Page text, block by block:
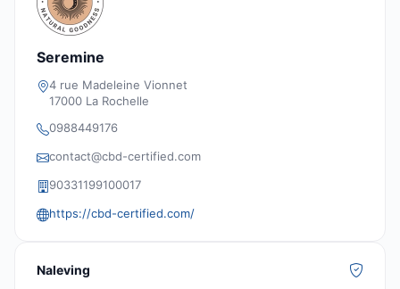
Seremine
4 rue Madeleine Vionnet
17000 La Rochelle
0988449176
contact@cbd-certified.com
90331199100017
https://cbd-certified.com/
Naleving